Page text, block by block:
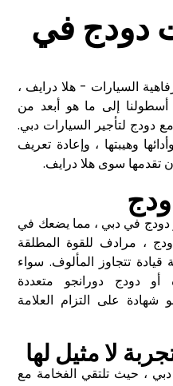
دودج في
السيارات - هلا درايف ،
أسطولنا إلى ما هو أبعد من
دودج لتأجير السيارات دبي.
وهيبتها ، وإعادة تعريف
تقدمها سوى هلا درايف.
دودج في دبي ، مما يضعك في
، مرادف للقوة المطلقة
تتجاوز المألوف. سواء
أو دودج دورانجو متعددة
على التزام العلامة
لا مثيل لها
، حيث تلتقي الفخامة مع